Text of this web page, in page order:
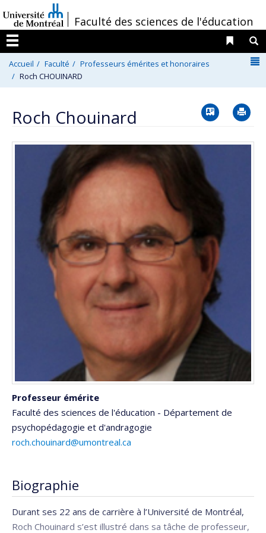
au
contenu
/Faculté des sciences de l'éducation
Menu
Liens
Accueil Faculté
Professeurs émérites et honoraires
Roch CHOUINARD
Roch Chouinard Vcard
Professeur émérite
Faculté des sciences de l'éducation - Département de
psychopédagogie et d'andragogie
roch.chouinard@umontreal.ca
Biographie
Durant ses 22 ans de carrière à l’Université de Montréal,
Roch Chouinard s’est illustré dans sa tâche de professeur,